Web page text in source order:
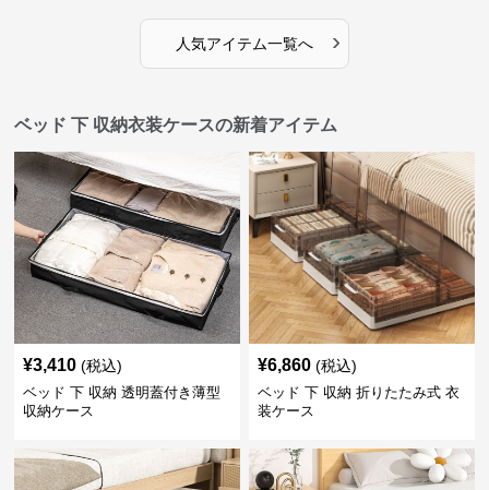
人気アイテム一覧へ ›
ベッド 下 収納衣装ケースの新着アイテム
¥3,410 (税込)
ベッド 下 収納 透明蓋付き薄型
収納ケース
¥6,860 (税込)
ベッド 下 収納 折りたたみ式 衣
装ケース